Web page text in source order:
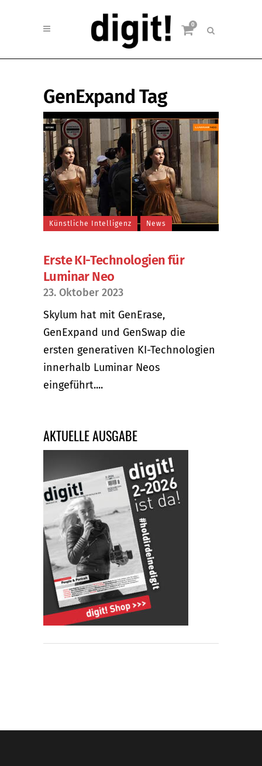
0
GenExpand Tag
Künstliche Intelligenz News
Erste KI-Technologien für
Luminar Neo
23. Oktober 2023
Skylum hat mit GenErase,
GenExpand und GenSwap die
ersten generativen KI-Technologien
innerhalb Luminar Neos
eingeführt....
AKTUELLE AUSGABE